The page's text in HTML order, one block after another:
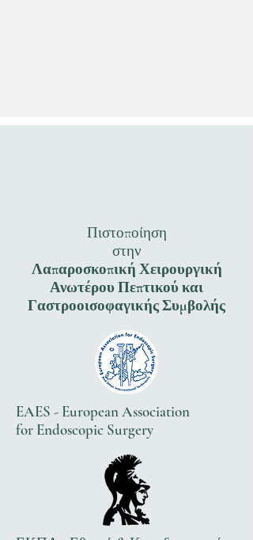
Πιστοποίηση
στην
Λαπαροσκοπική Χειρουργική
Ανωτέρου Πεπτικού και
Γαστροοισοφαγικής Συμβολής
EAES - European Association
for Endoscopic Surgery